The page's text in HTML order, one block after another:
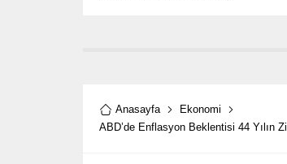
Anasayfa
Ekonomi
ABD’de Enflasyon Beklentisi 44 Yılın